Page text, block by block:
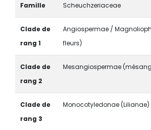
Famille Scheuchzeriaceae
Clade de
rang 1
Angiospermae /
fleurs)
Clade de
rang 2
Mesangiospermae
Clade de
rang 3
Monocotyledonae (Lilianae)